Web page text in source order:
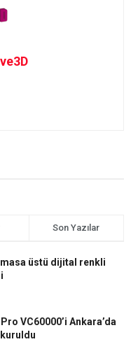
Son Yazılar
üstü dijital renkli
VC60000’i Ankara’da